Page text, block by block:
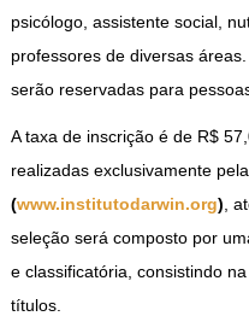
psicólogo, assistente social,
professores de diversas
serão reservadas para
A taxa de inscrição é de R$
realizadas exclusivamente
(www.institutodarwin.org) ,
seleção será composto por
e classificatória, consistindo
títulos.